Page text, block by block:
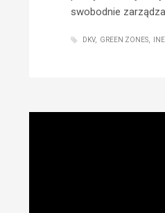
swobodnie
DKV GREEN ZONES